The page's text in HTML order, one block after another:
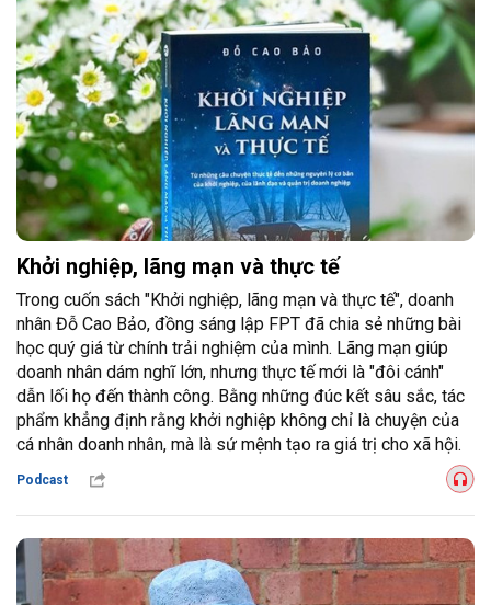
Khởi nghiệp, lãng mạn và thực tế
Trong cuốn sách "Khởi nghiệp, lãng mạn và thực tế", doanh
nhân Đỗ Cao Bảo, đồng sáng lập FPT đã chia sẻ những bài
học quý giá từ chính trải nghiệm của mình. Lãng mạn giúp
doanh nhân dám nghĩ lớn, nhưng thực tế mới là "đôi cánh"
dẫn lối họ đến thành công. Bằng những đúc kết sâu sắc, tác
phẩm khẳng định rằng khởi nghiệp không chỉ là chuyện của
cá nhân doanh nhân, mà là sứ mệnh tạo ra giá trị cho xã hội.
Podcast